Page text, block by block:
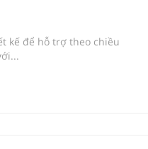
kế để hỗ trợ theo chiều